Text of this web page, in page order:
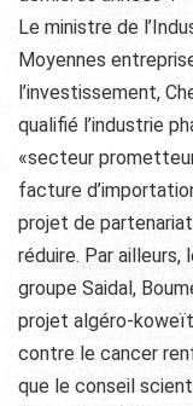
Le ministre de
Moyennes
l’investissement,
qualifié l’industrie
«secteur
facture
projet de
réduire. Par
groupe Saidal,
projet algéro-
contre le cancer
que le conseil